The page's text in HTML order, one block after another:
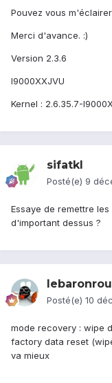
Pouvez vous
Merci d'avance. :)
Version 2.3.6
I9000XXJVU
Kernel : 2.6.35.7-
sifatkl
Posté(e) 9
Essaye de remettre
d'important dessus ?
Posté(e) 10
mode recovery : wipe
factory data reset
va mieux